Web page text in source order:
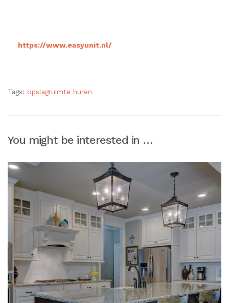
https://www.easyunit.nl/
Tags: opslagruimte huren
You might be interested in …